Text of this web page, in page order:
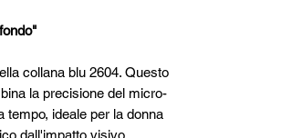
collana blu 2604. Questo
la precisione del micro-
tempo, ideale per la donna
dall'impatto visivo